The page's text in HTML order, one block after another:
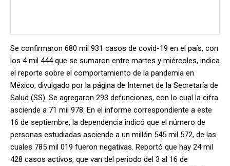
Se confirmaron 680 mil 931 casos de covid-19 en el país, con
los 4 mil 444 que se sumaron entre martes y miércoles, indica
el reporte sobre el comportamiento de la pandemia en
México, divulgado por la página de Internet de la Secretaría de
Salud (SS). Se agregaron 293 defunciones, con lo cual la cifra
asciende a 71 mil 978. En el informe correspondiente a este
16 de septiembre, la dependencia indicó que el número de
personas estudiadas asciende a un millón 545 mil 572, de las
cuales 785 mil 019 fueron negativas. Reportó que hay 24 mil
428 casos activos, que van del periodo del 3 al 16 de